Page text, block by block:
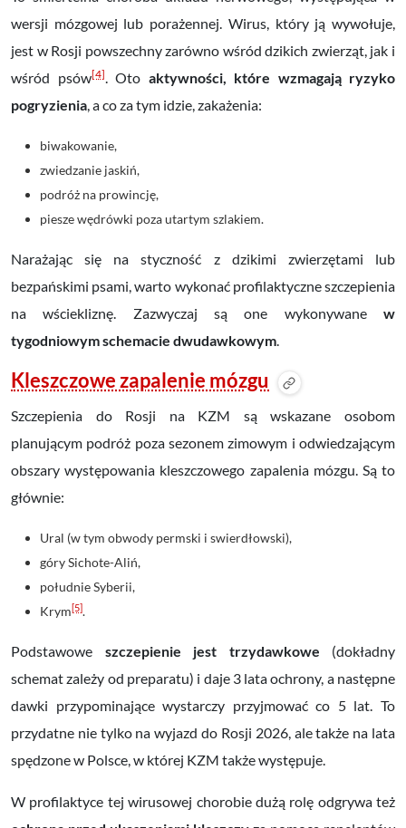
wersji mózgowej lub porażennej. Wirus, który ją wywołuje,
jest w Rosji powszechny zarówno wśród dzikich zwierząt, jak i
wśród psów[4]. Oto aktywności, które wzmagają ryzyko
pogryzienia, a co za tym idzie, zakażenia:
biwakowanie,
zwiedzanie jaskiń,
podróż na prowincję,
piesze wędrówki poza utartym szlakiem.
Narażając się na styczność z dzikimi zwierzętami lub
bezpańskimi psami, warto wykonać profilaktyczne szczepienia
na wściekliznę. Zazwyczaj są one wykonywane w
tygodniowym schemacie dwudawkowym.
Kleszczowe zapalenie mózgu
Szczepienia do Rosji na KZM są wskazane osobom
planującym podróż poza sezonem zimowym i odwiedzającym
obszary występowania kleszczowego zapalenia mózgu. Są to
głównie:
Ural (w tym obwody permski i swierdłowski),
góry Sichote-Aliń,
południe Syberii,
Krym[5].
Podstawowe szczepienie jest trzydawkowe (dokładny
schemat zależy od preparatu) i daje 3 lata ochrony, a następne
dawki przypominające wystarczy przyjmować co 5 lat. To
przydatne nie tylko na wyjazd do Rosji 2026, ale także na lata
spędzone w Polsce, w której KZM także występuje.
W profilaktyce tej wirusowej chorobie dużą rolę odgrywa też